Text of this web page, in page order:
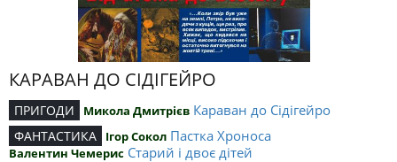
КАРАВАН ДО СІДІГЕЙРО
ПРИГОДИ Микола Дмитрієв Караван до Сідігейро
ФАНТАСТИКА Ігор Сокол Пастка Хроноса
Валентин Чемерис Старий і двоє дітей